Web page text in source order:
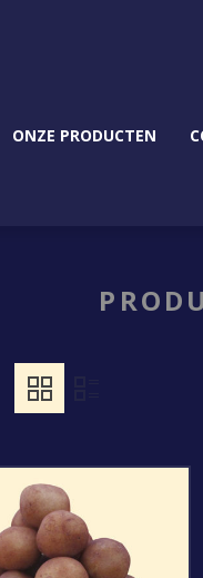
ONZE PRODUCTEN